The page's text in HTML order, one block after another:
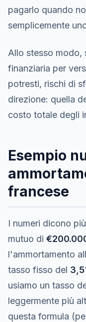
pagarlo quando
semplicemente
Allo stesso modo,
finanziaria per
potresti, rischi di
direzione: quella
costo totale degli
Esempio
francese
I numeri dicono
mutuo di
l'ammortamento
tasso fisso del
usiamo un tasso
leggermente più
questa formula